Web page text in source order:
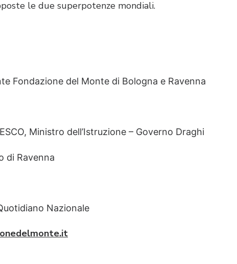
le due superpotenze mondiali.
Fondazione del Monte di Bologna e Ravenna
Ministro dell’Istruzione – Governo Draghi
di Ravenna
Nazionale